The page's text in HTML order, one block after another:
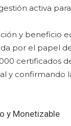
activa
y beneficio
por el papel
certificados
y confirmando
y Monetizable